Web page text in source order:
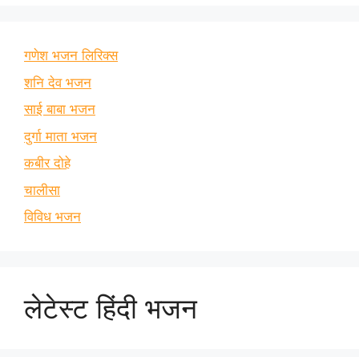
गणेश भजन लिरिक्स
शनि देव भजन
साई बाबा भजन
दुर्गा माता भजन
कबीर दोहे
चालीसा
विविध भजन
लेटेस्ट हिंदी भजन